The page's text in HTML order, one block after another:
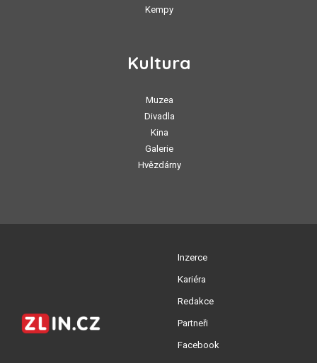
Kempy
Kultura
Muzea
Divadla
Kina
Galerie
Hvězdárny
Inzerce
Kariéra
Redakce
Partneři
Facebook